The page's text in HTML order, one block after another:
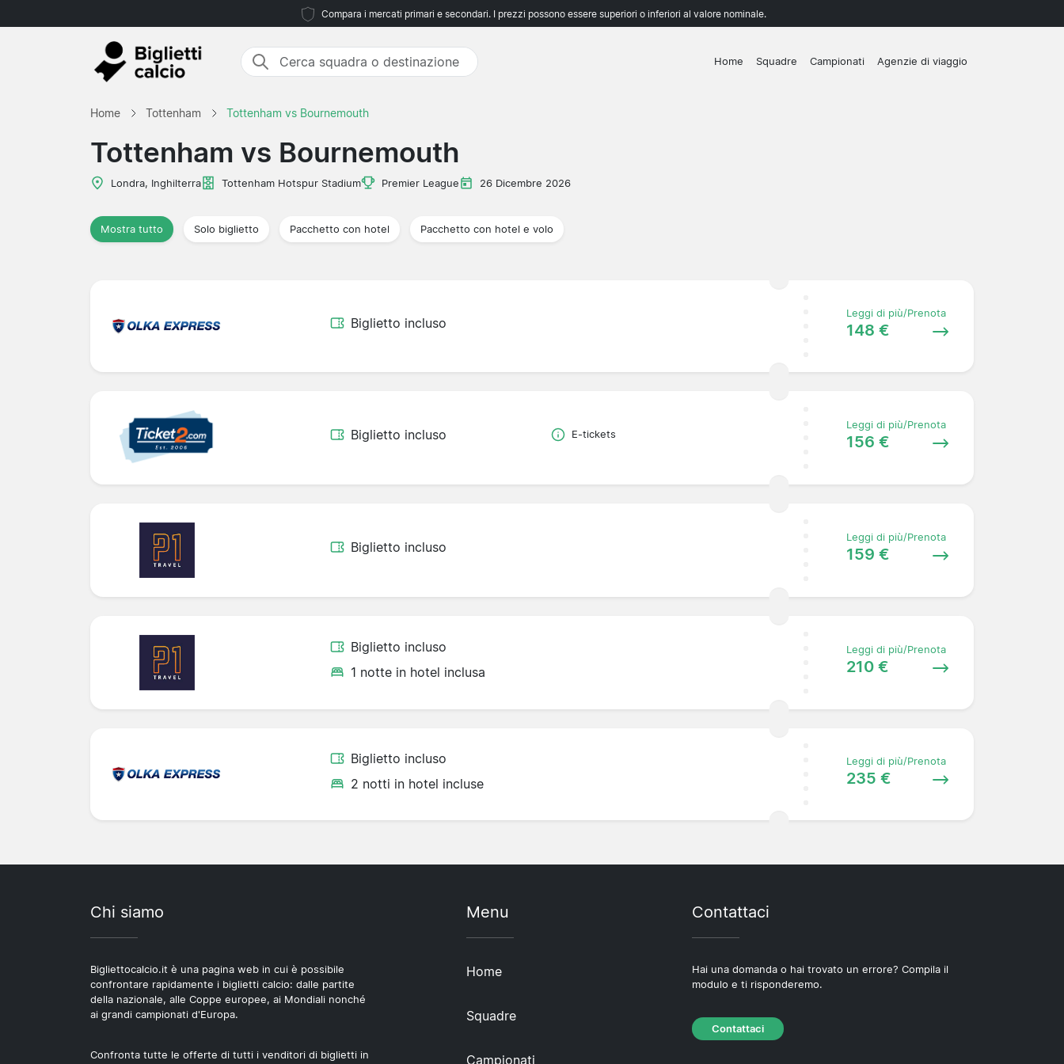
Compara i mercati primari e secondari. I prezzi possono essere superiori o inferiori al valore nominale.
Home Squadre Campionati Agenzie di viaggio
Home Tottenham Tottenham vs Bournemouth
Tottenham vs Bournemouth
Londra, Inghilterra Tottenham Hotspur Stadium Premier League 26 Dicembre 2026
Mostra tutto Solo biglietto Pacchetto con hotel Pacchetto con hotel e volo
Biglietto incluso
Leggi di più/Prenota
148 €
Biglietto incluso E-tickets
Leggi di più/Prenota
156 €
Biglietto incluso
Leggi di più/Prenota
159 €
Biglietto incluso
1 notte in hotel inclusa
Leggi di più/Prenota
210 €
Biglietto incluso
2 notti in hotel incluse
Leggi di più/Prenota
235 €
Chi siamo
Bigliettocalcio.it è una pagina web in cui è possibile
confrontare rapidamente i biglietti calcio: dalle partite
della nazionale, alle Coppe europee, ai Mondiali nonché
ai grandi campionati d'Europa.
Confronta tutte le offerte di tutti i venditori di biglietti in
Menu
Home
Squadre
Campionati
Contattaci
Hai una domanda o hai trovato un errore? Compila il
modulo e ti risponderemo.
Contattaci